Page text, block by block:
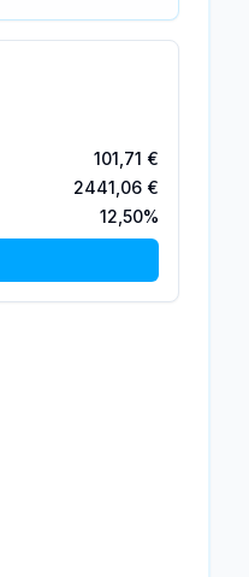
101,71 €
2441,06 €
12,50%